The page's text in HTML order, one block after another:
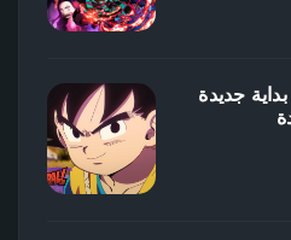
جديدة